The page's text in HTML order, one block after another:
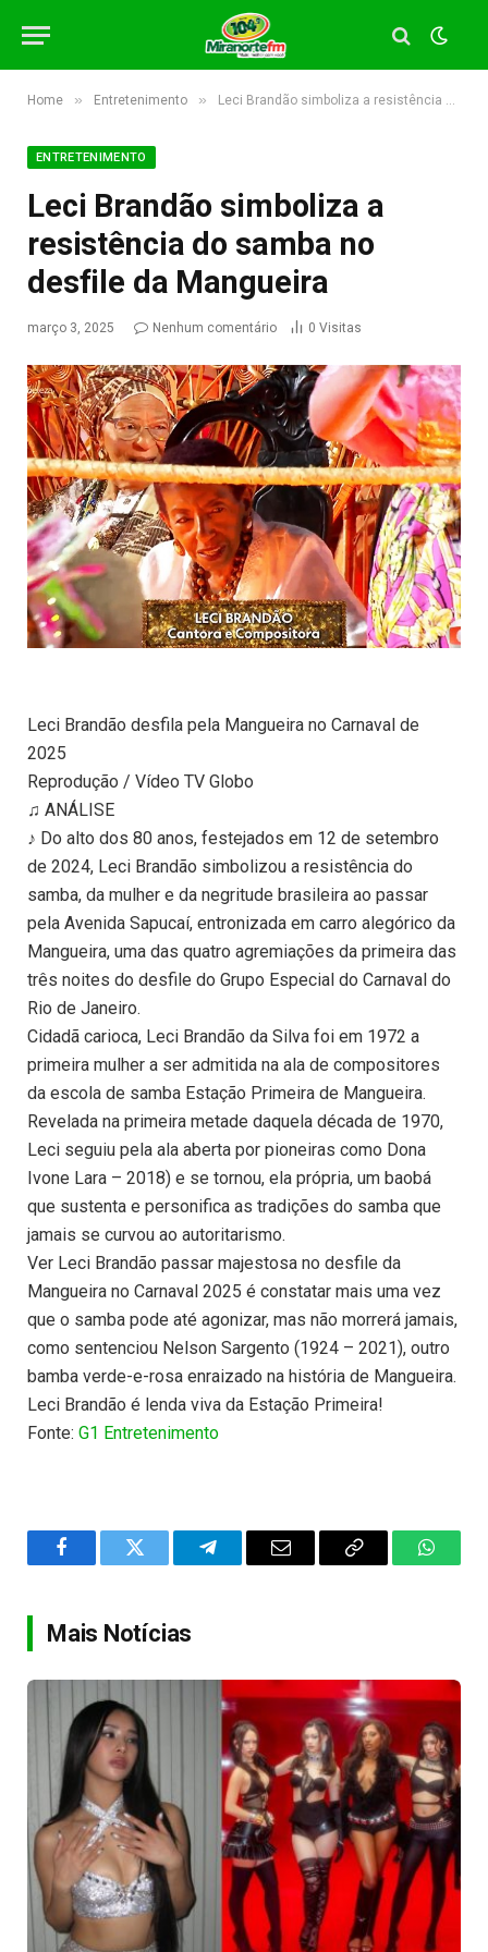
Home » Entretenimento » Leci Brandão simboliza a resistência do samba no desfile da Mangueira
ENTRETENIMENTO
Leci Brandão simboliza a
resistência do samba no
desfile da Mangueira
março 3, 2025 Nenhum comentário 0 Visitas
Leci Brandão desfila pela Mangueira no Carnaval de
2025
Reprodução / Vídeo TV Globo
♫ ANÁLISE
♪ Do alto dos 80 anos, festejados em 12 de setembro
de 2024, Leci Brandão simbolizou a resistência do
samba, da mulher e da negritude brasileira ao passar
pela Avenida Sapucaí, entronizada em carro alegórico da
Mangueira, uma das quatro agremiações da primeira das
três noites do desfile do Grupo Especial do Carnaval do
Rio de Janeiro.
Cidadã carioca, Leci Brandão da Silva foi em 1972 a
primeira mulher a ser admitida na ala de compositores
da escola de samba Estação Primeira de Mangueira.
Revelada na primeira metade daquela década de 1970,
Leci seguiu pela ala aberta por pioneiras como Dona
Ivone Lara – 2018) e se tornou, ela própria, um baobá
que sustenta e personifica as tradições do samba que
jamais se curvou ao autoritarismo.
Ver Leci Brandão passar majestosa no desfile da
Mangueira no Carnaval 2025 é constatar mais uma vez
que o samba pode até agonizar, mas não morrerá jamais,
como sentenciou Nelson Sargento (1924 – 2021), outro
bamba verde-e-rosa enraizado na história de Mangueira.
Leci Brandão é lenda viva da Estação Primeira!
Fonte: G1 Entretenimento
FacebookTwitter TelegramEmail
Copy
Mais Notícias